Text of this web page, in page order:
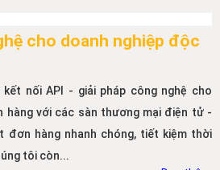
cho doanh nghiệp độc
nối API - giải pháp công nghệ cho
hàng với các sàn thương mại điện tử -
đơn hàng nhanh chóng, tiết kiệm thời
tôi còn...